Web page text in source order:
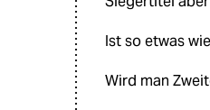
Ist so etwas
Wird man